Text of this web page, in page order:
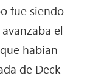
fue siendo
el
habían
de Deck